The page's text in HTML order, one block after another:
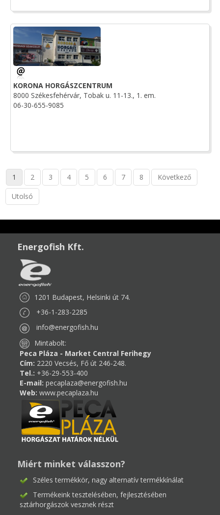
KORONA HORGÁSZCENTRUM
8000 Székesfehérvár, Tobak u. 11-13., 1. em.
06-30-655-9085
1 2 3 4 5 6 7 8 Következő
Utolsó
Energofish Kft.
1201 Budapest, Helsinki út 74.
+36-1-283-2285
info@energofish.hu
Mintabolt:
Peca Pláza - Market Central Ferihegy
Cím: 2220 Vecsés, Fő út 246-248.
Tel.: +36-29-553-400
E-mail: pecaplaza@energofish.hu
Web: www.pecaplaza.hu
Miért minket válasszon?
Széles termékkör, nagy alternatív termékkínálat
Termékeink tesztelésében, fejlesztésében
sztárhorgászok vesznek részt